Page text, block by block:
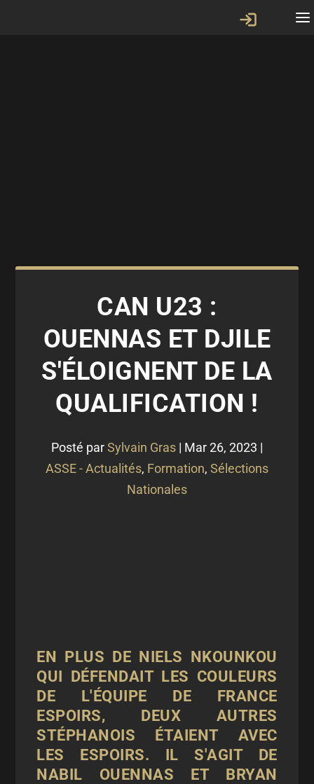
CAN U23 :
OUENNAS ET DJILE
S'ÉLOIGNENT DE LA
QUALIFICATION !
Posté parSylvain Gras | Mar 26, 2023 |
ASSE - Actualités, Formation, Sélections
Nationales
EN PLUS DE NIELS NKOUNKOU
QUI DÉFENDAIT LES COULEURS
DE L'ÉQUIPE DE FRANCE
ESPOIRS, DEUX AUTRES
STÉPHANOIS ÉTAIENT AVEC
LES ESPOIRS. IL S'AGIT DE
NABIL OUENNAS ET BRYAN